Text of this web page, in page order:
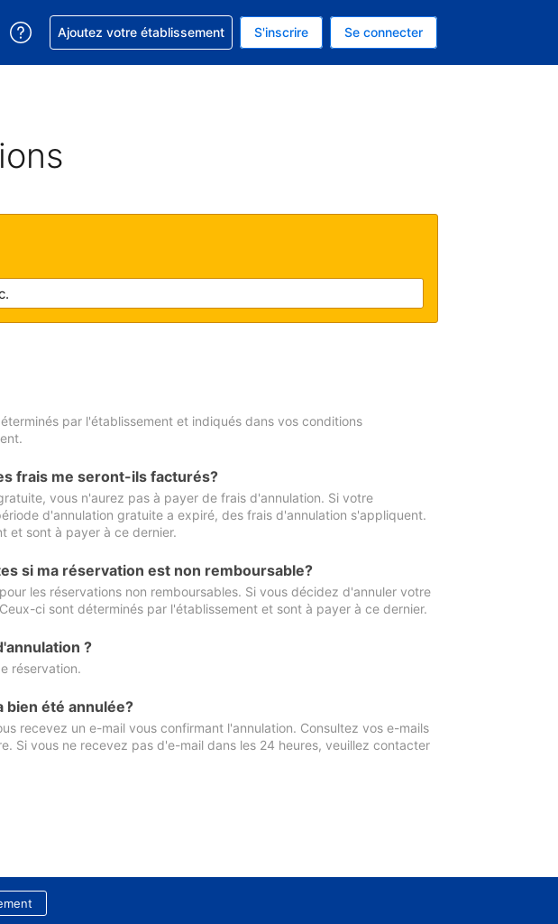
devise. Votre devise actuelle est celle-ci : Dollar américain.
votre langue. Votre langue actuelle est celle-ci : Français.
Obtenez de l'aide concernant votre réservation
Ajoutez votre établissement S'inscrire Se connecter
par l'établissement et indiqués dans vos conditions
frais me seront-ils facturés?
vous n'aurez pas à payer de frais d'annulation. Si votre
d'annulation gratuite a expiré, des frais d'annulation s'appliquent.
et sont à payer à ce dernier.
si ma réservation est non remboursable?
les réservations non remboursables. Si vous décidez d'annuler votre
ci sont déterminés par l'établissement et sont à payer à ce dernier.
?
réservation.
bien été annulée?
recevez un e-mail vous confirmant l'annulation. Consultez vos e-mails
Si vous ne recevez pas d'e-mail dans les 24 heures, veuillez contacter